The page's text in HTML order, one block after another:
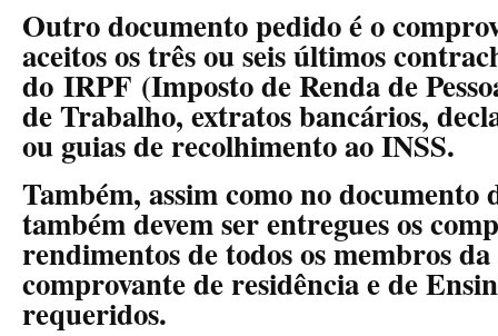
Outro documento pedido é o
aceitos os três ou seis últimos
do IRPF (Imposto de Renda de
de Trabalho, extratos bancários,
ou guias de recolhimento ao INSS.
Também, assim como no documento
também devem ser entregues os
rendimentos de todos os membros
comprovante de residência e de
requeridos.